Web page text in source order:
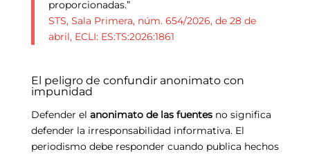
proporcionadas.”
STS, Sala Primera, núm. 654/2026, de 28 de
abril, ECLI: ES:TS:2026:1861
El peligro de confundir anonimato con
impunidad
Defender el anonimato de las fuentesno significa
defender la irresponsabilidad informativa. El
periodismo debe responder cuando publica hechos